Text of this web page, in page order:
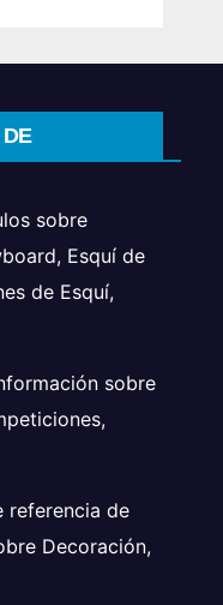
sobre
Esquí de
de Esquí,
sobre
referencia de
Decoración,